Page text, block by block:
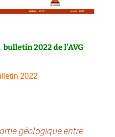
2022 de l’AVG
2022
géologique entre